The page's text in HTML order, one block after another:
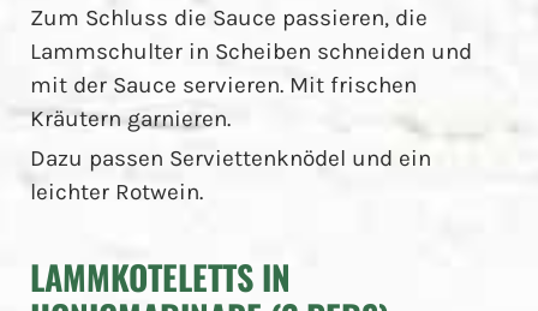
Zum Schluss die Sauce passieren, die
Lammschulter in Scheiben schneiden und
mit der Sauce servieren. Mit frischen
Kräutern garnieren.
Dazu passen Serviettenknödel und ein
leichter Rotwein.
LAMMKOTELETTS IN